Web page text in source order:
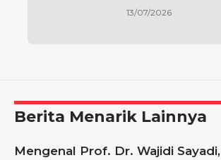
13/07/2026
Berita Menarik Lainnya
Mengenal Prof. Dr. Wajidi Sayadi,